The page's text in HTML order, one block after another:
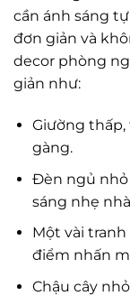
cần ánh sáng
đơn giản và
decor phòng
giản như:
Giường
gàng.
Đèn ngủ nhỏ
sáng nhẹ
Một vài
điểm nhấn
Chậu cây